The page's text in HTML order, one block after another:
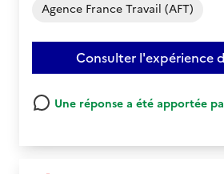
Agence France Travail (AFT)
Consulter l'expérience
Une réponse a été apportée